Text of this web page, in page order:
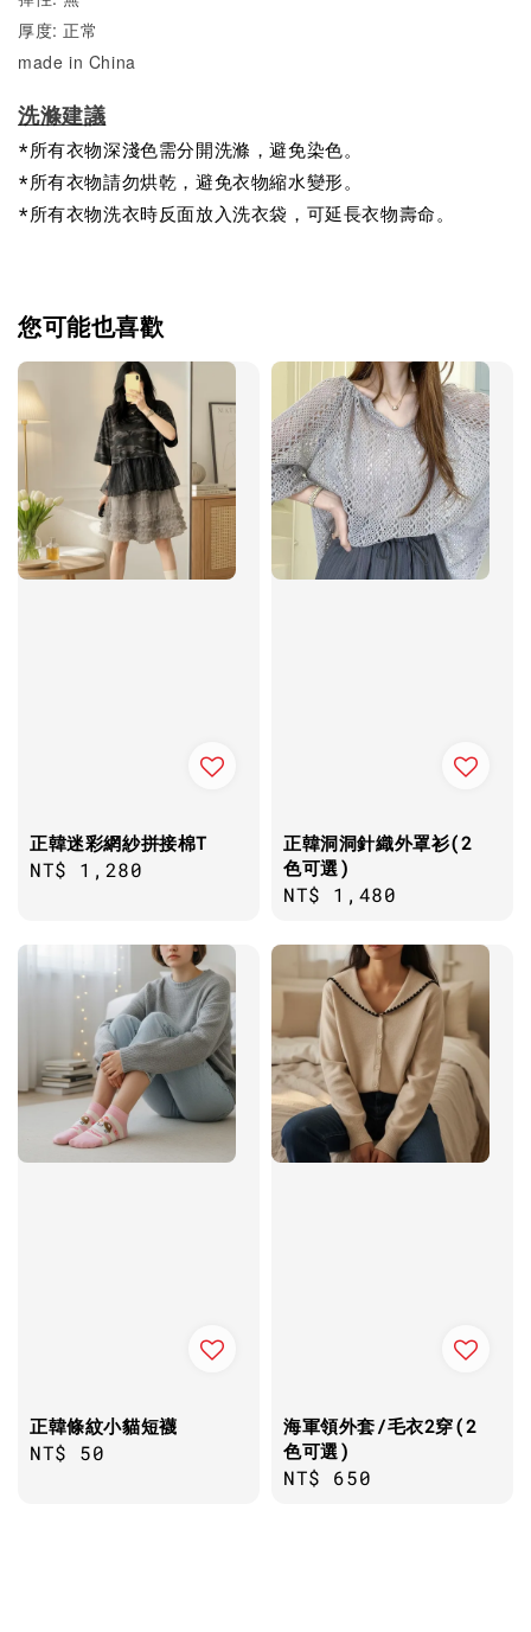
厚度: 正常
made in China
洗滌建議
*所有衣物深淺色需分開洗滌，避免染色。
*所有衣物請勿烘乾，避免衣物縮水變形。
*所有衣物洗衣時反面放入洗衣袋，可延長衣物壽命。
您可能也喜歡
正韓迷彩網紗拼接棉T
Regular
NT$ 1,280
正韓洞洞針織外罩衫(2
色可選)
Regular
NT$ 1,480
正韓條紋小貓短襪
Regular
NT$ 50
海軍領外套/毛衣2穿(2
色可選)
Regular
NT$ 650